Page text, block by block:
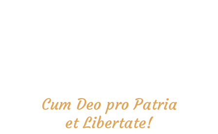
Cum Deo pro Patria
et Libertate!